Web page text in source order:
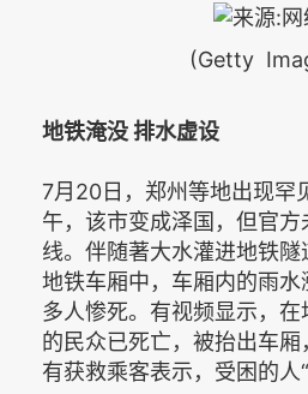
(Getty
地铁淹没 排水虚设
7月20日，郑州等地出现罕
午，该市变成泽国，但官
线。伴随著大水灌进地铁
地铁车厢中，车厢内的雨水
多人惨死。有视频显示，
的民众已死亡，被抬出车
有获救乘客表示，受困的人